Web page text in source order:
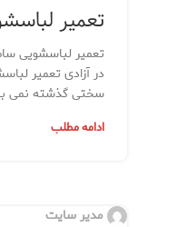
تعمیر
تعمیر لباسشویی
در آزادی تعمیر
سختی گذشته نمی
ادامه مطلب
مدیر سایت